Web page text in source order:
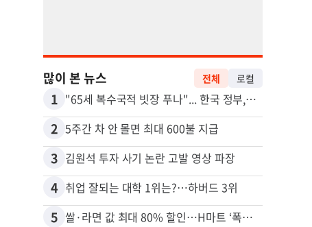
많이 본 뉴스 전체 로컬
1 "65세 복수국적 빗장 푸나"... 한국 정부, 연령 완화 전면 추진
2 5주간 차 안 몰면 최대 600불 지급
3 김원석 투자 사기 논란 고발 영상 파장
4 취업 잘되는 대학 1위는?…하버드 3위
5 쌀·라면 값 최대 80% 할인…H마트 ‘폭탄 세일’